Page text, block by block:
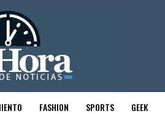
FASHION SPORTS GEEK